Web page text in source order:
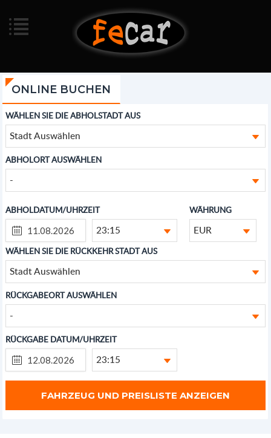
ONLINE BUCHEN
WÄHLEN SIE DIE ABHOLSTADT AUS
Stadt Auswählen
ABHOLORT AUSWÄHLEN
-
ABHOLDATUM/UHRZEIT
23:15
WÄHRUNG
EUR
WÄHLEN SIE DIE RÜCKKEHR STADT AUS
Stadt Auswählen
RÜCKGABEORT AUSWÄHLEN
-
RÜCKGABE DATUM/UHRZEIT
23:15